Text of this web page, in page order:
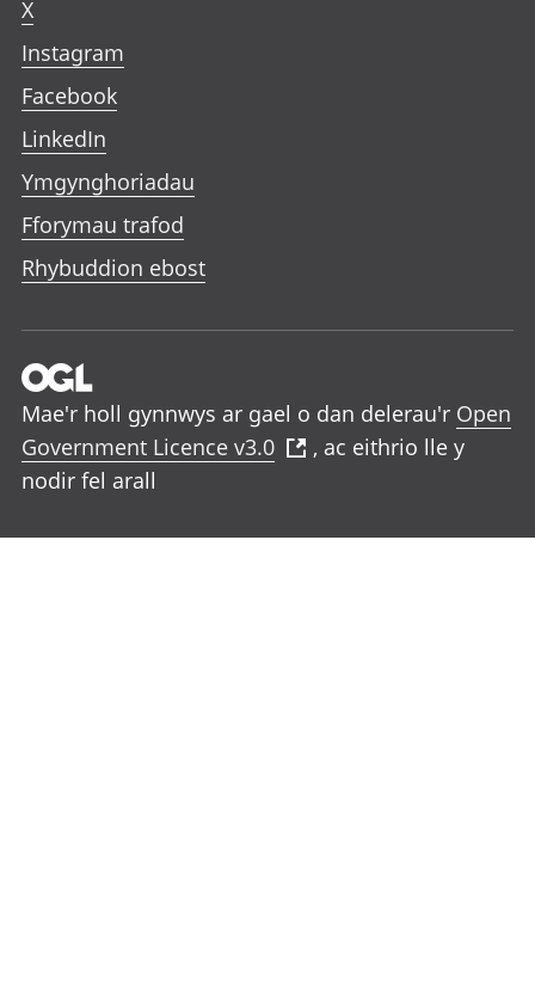
X
Instagram
Facebook
LinkedIn
Ymgynghoriadau
Fforymau trafod
Rhybuddion ebost
Mae'r holl gynnwys ar gael o dan delerau'r Open
Government Licence v3.0
, ac eithrio lle y
nodir fel arall